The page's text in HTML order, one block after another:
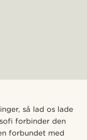
så lad os lade
forbinder den
forbundet med